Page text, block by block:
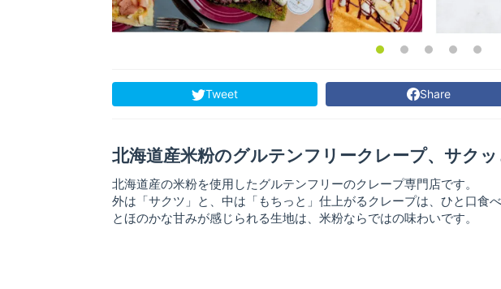
Tweet Share
北海道産米粉のグルテンフリークレープ、サク
北海道産の米粉を使用したグルテンフリーのクレープ専門店です。
外は「サクツ」と、中は「もちっと」仕上がるクレープは、ひと口食
とほのかな甘みが感じられる生地は、米粉ならではの味わいです。